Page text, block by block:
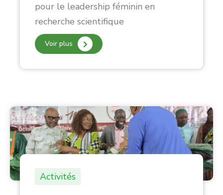
pour le leadership féminin en
recherche scientifique
Voir plus
Activités